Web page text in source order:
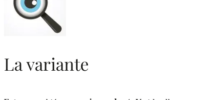
La variante